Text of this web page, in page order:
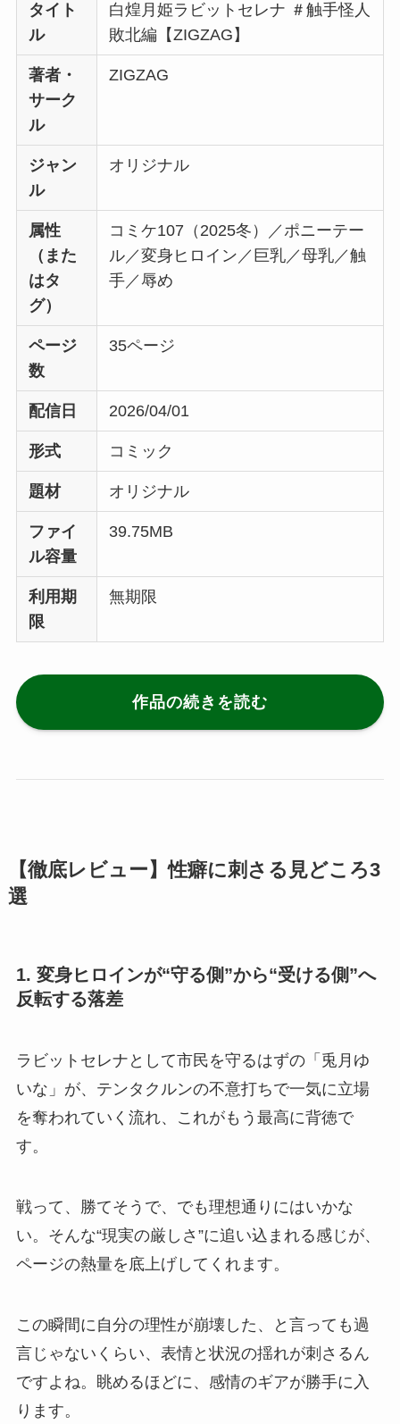
タイト
ル
白煌月姫ラビットセレナ ＃触手怪人
敗北編【ZIGZAG】
著者・
サーク
ル
ZIGZAG
ジャン
ル
オリジナル
属性
（また
はタ
グ）
コミケ107（2025冬）／ポニーテー
ル／変身ヒロイン／巨乳／母乳／触
手／辱め
ページ
数
35ページ
配信日 2026/04/01
形式 コミック
題材 オリジナル
ファイ
ル容量
39.75MB
利用期
限
無期限
作品の続きを読む
【徹底レビュー】性癖に刺さる見どころ3
選
1. 変身ヒロインが“守る側”から“受ける側”へ
反転する落差
ラビットセレナとして市民を守るはずの「兎月ゆ
いな」が、テンタクルンの不意打ちで一気に立場
を奪われていく流れ、これがもう最高に背徳で
す。
戦って、勝てそうで、でも理想通りにはいかな
い。そんな“現実の厳しさ”に追い込まれる感じが、
ページの熱量を底上げしてくれます。
この瞬間に自分の理性が崩壊した、と言っても過
言じゃないくらい、表情と状況の揺れが刺さるん
ですよね。眺めるほどに、感情のギアが勝手に入
ります。